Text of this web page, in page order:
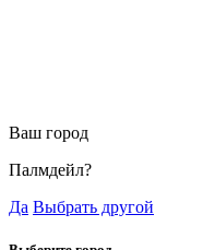
Ваш город
Палмдейл?
Да Выбрать другой